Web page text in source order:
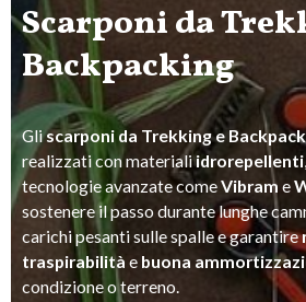
Scarponi da
Backpacking
Gliscarponi da Trekking e
realizzati con materialiidrorepellenti
tecnologie avanzate comeVibram e
sostenere il passo durante lunghe
carichi pesanti sulle spalle e garantire
traspirabilità e buona
condizione o terreno.